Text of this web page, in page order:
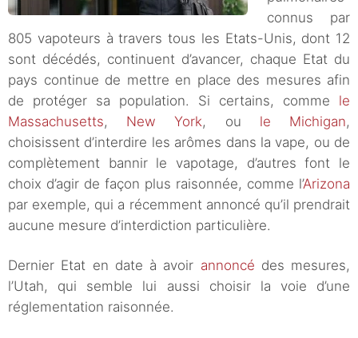
connus par
805 vapoteurs à travers tous les Etats-Unis, dont 12
sont décédés, continuent d’avancer, chaque Etat du
pays continue de mettre en place des mesures afin
de protéger sa population. Si certains, comme le
Massachusetts, New York, ou le Michigan,
choisissent d’interdire les arômes dans la vape, ou de
complètement bannir le vapotage, d’autres font le
choix d’agir de façon plus raisonnée, comme l’Arizona
par exemple, qui a récemment annoncé qu’il prendrait
aucune mesure d’interdiction particulière.
Dernier Etat en date à avoir annoncé des mesures,
l’Utah, qui semble lui aussi choisir la voie d’une
réglementation raisonnée.